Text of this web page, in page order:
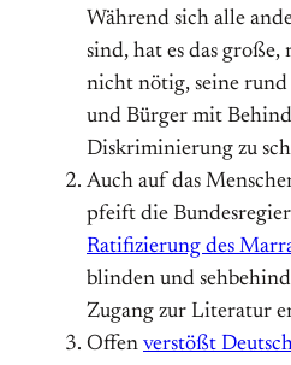
Während sich alle
sind, hat es das
nicht nötig, seine
und Bürger mit
Diskriminierung zu
Auch auf das
pfeift die
Ratifizierung des
blinden und
Zugang zur Literatur
Offen verstößt